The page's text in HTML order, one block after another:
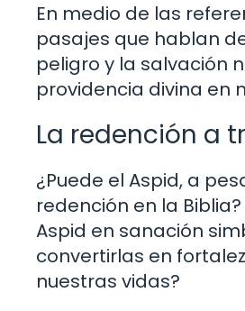
En medio de las
pasajes que hablan
peligro y la salvación
providencia divina en
La redención a
¿Puede el Aspid, a
redención en la
Aspid en sanación
convertirlas en
nuestras vidas?